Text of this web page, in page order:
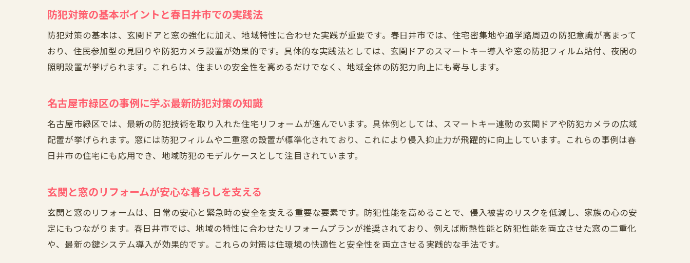
緊急時に備える窓・ドア強化の必要性
名古屋市緑区で考える住まいの防犯強化術
名古屋市緑区の防犯対策とリフォーム事例
緑区で注目される緊急対応力の高い住まい
窓・玄関のリフォームで実現する防犯強化
家族を守る名古屋市緑区の防犯アイデア
玄関ドア補強がもたらす住まいの安心感
春日井市で選ばれるリフォームポイント
名古屋市緑区の防犯リフォーム実践例
防犯対策の基本ポイントと春日井市での実践法
防犯対策の基本は、玄関ドアと窓の強化に加え、地域特性に合わせた実践が重要です。春日井市では、住宅密集地や通学路周辺の防犯意識が高まって
おり、住民参加型の見回りや防犯カメラ設置が効果的です。具体的な実践法としては、玄関ドアのスマートキー導入や窓の防犯フィルム貼付、夜間の
照明設置が挙げられます。これらは、住まいの安全性を高めるだけでなく、地域全体の防犯力向上にも寄与します。
名古屋市緑区の事例に学ぶ最新防犯対策の知識
名古屋市緑区では、最新の防犯技術を取り入れた住宅リフォームが進んでいます。具体例としては、スマートキー連動の玄関ドアや防犯カメラの広域
配置が挙げられます。窓には防犯フィルムや二重窓の設置が標準化されており、これにより侵入抑止力が飛躍的に向上しています。これらの事例は春
日井市の住宅にも応用でき、地域防犯のモデルケースとして注目されています。
玄関と窓のリフォームが安心な暮らしを支える
玄関と窓のリフォームは、日常の安心と緊急時の安全を支える重要な要素です。防犯性能を高めることで、侵入被害のリスクを低減し、家族の心の安
定にもつながります。春日井市では、地域の特性に合わせたリフォームプランが推奨されており、例えば断熱性能と防犯性能を両立させた窓の二重化
や、最新の鍵システム導入が効果的です。これらの対策は住環境の快適性と安全性を両立させる実践的な手法です。